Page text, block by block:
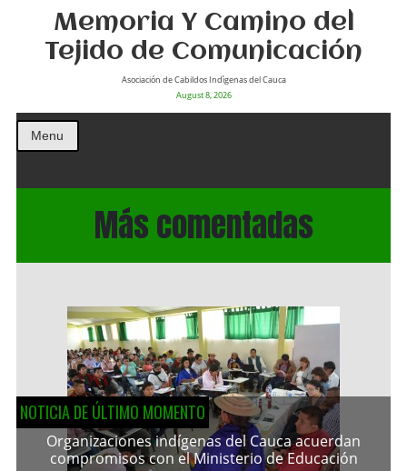
Memoria Y Camino del
Tejido de Comunicación
Asociación de Cabildos Indìgenas del Cauca
August 8, 2026
Menu
Más comentadas
NOTICIA DE ÚLTIMO MOMENTO
Organizaciones indígenas del Cauca acuerdan
compromisos con el Ministerio de Educación